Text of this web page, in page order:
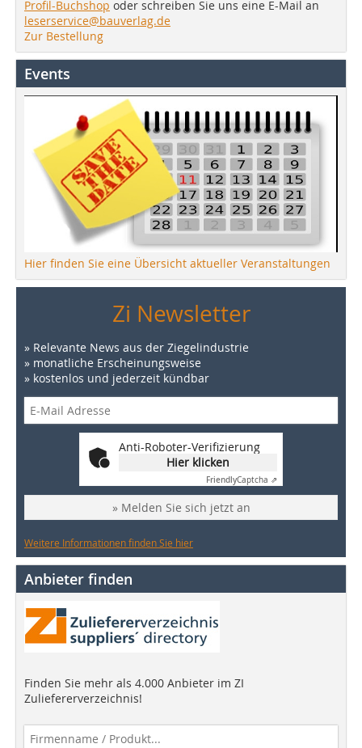
Profil-Buchshop oder schreiben Sie uns eine E-Mail an
leserservice@bauverlag.de
Zur Bestellung
Events
Hier finden Sie eine Übersicht aktueller Veranstaltungen
Zi Newsletter
» Relevante News aus der Ziegelindustrie
» monatliche Erscheinungsweise
» kostenlos und jederzeit kündbar
Anti-Roboter-Verifizierung
Hier klicken
FriendlyCaptcha ⇗
» Melden Sie sich jetzt an
Weitere Informationen finden Sie hier
Anbieter finden
Finden Sie mehr als 4.000 Anbieter im ZI
Zuliefererverzeichnis!